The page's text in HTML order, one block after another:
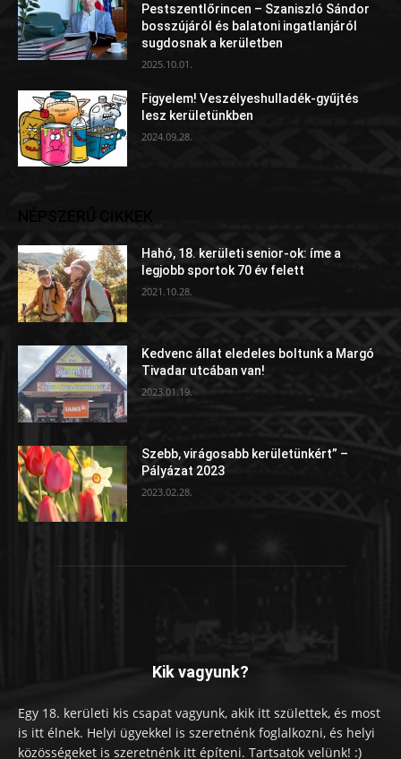
Pestszentlőrincen – Szaniszló Sándor
bosszújáról és balatoni ingatlanjáról
sugdosnak a kerületben
2025.10.01.
Figyelem! Veszélyeshulladék-gyűjtés
lesz kerületünkben
2024.09.28.
NÉPSZERŰ CIKKEK
Hahó, 18. kerületi senior-ok: íme a
legjobb sportok 70 év felett
2021.10.28.
Kedvenc állat eledeles boltunk a Margó
Tivadar utcában van!
2023.01.19.
Szebb, virágosabb kerületünkért” –
Pályázat 2023
2023.02.28.
Kik vagyunk?
Egy 18. kerületi kis csapat vagyunk, akik itt születtek, és most
is itt élnek. Helyi ügyekkel is szeretnénk foglalkozni, és helyi
közösségeket is szeretnénk itt építeni. Tartsatok velünk! :)